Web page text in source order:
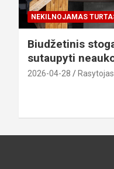
NEKILNOJAMAS
Biudžetinis
sutaupyti
2026-04-28